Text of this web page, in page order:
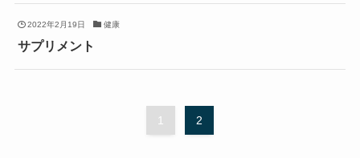
2022年2月19日 健康
サプリメント
1 2